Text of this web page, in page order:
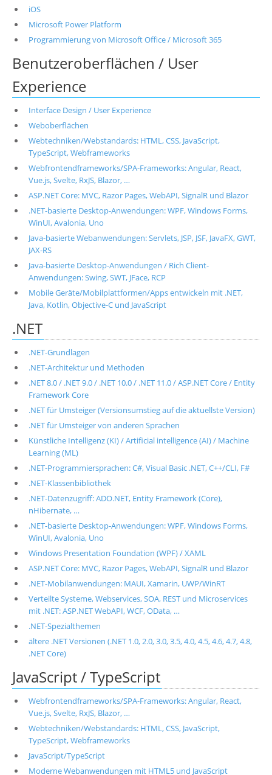
iOS
Microsoft Power Platform
Programmierung von Microsoft Office / Microsoft 365
Benutzeroberflächen / User
Experience
Interface Design / User Experience
Weboberflächen
Webtechniken/Webstandards: HTML, CSS, JavaScript,
TypeScript, Webframeworks
Webfrontendframeworks/SPA-Frameworks: Angular, React,
Vue.js, Svelte, RxJS, Blazor, …
ASP.NET Core: MVC, Razor Pages, WebAPI, SignalR und Blazor
.NET-basierte Desktop-Anwendungen: WPF, Windows Forms,
WinUI, Avalonia, Uno
Java-basierte Webanwendungen: Servlets, JSP, JSF, JavaFX, GWT,
JAX-RS
Java-basierte Desktop-Anwendungen / Rich Client-
Anwendungen: Swing, SWT, JFace, RCP
Mobile Geräte/Mobilplattformen/Apps entwickeln mit .NET,
Java, Kotlin, Objective-C und JavaScript
.NET
.NET-Grundlagen
.NET-Architektur und Methoden
.NET 8.0 / .NET 9.0 / .NET 10.0 / .NET 11.0 / ASP.NET Core / Entity
Framework Core
.NET für Umsteiger (Versionsumstieg auf die aktuellste Version)
.NET für Umsteiger von anderen Sprachen
Künstliche Intelligenz (KI) / Artificial intelligence (AI) / Machine
Learning (ML)
.NET-Programmiersprachen: C#, Visual Basic .NET, C++/CLI, F#
.NET-Klassenbibliothek
.NET-Datenzugriff: ADO.NET, Entity Framework (Core),
nHibernate, …
.NET-basierte Desktop-Anwendungen: WPF, Windows Forms,
WinUI, Avalonia, Uno
Windows Presentation Foundation (WPF) / XAML
ASP.NET Core: MVC, Razor Pages, WebAPI, SignalR und Blazor
.NET-Mobilanwendungen: MAUI, Xamarin, UWP/WinRT
Verteilte Systeme, Webservices, SOA, REST und Microservices
mit .NET: ASP.NET WebAPI, WCF, OData, …
.NET-Spezialthemen
ältere .NET Versionen (.NET 1.0, 2.0, 3.0, 3.5, 4.0, 4.5, 4.6, 4.7, 4.8,
.NET Core)
JavaScript / TypeScript
Webfrontendframeworks/SPA-Frameworks: Angular, React,
Vue.js, Svelte, RxJS, Blazor, …
Webtechniken/Webstandards: HTML, CSS, JavaScript,
TypeScript, Webframeworks
JavaScript/TypeScript
Moderne Webanwendungen mit HTML5 und JavaScript